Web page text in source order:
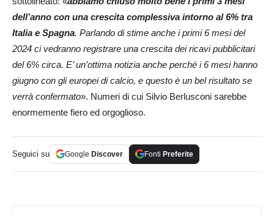
dell’anno con una crescita complessiva intorno al 6% tra
Italia e Spagna. Parlando di stime anche i primi 6 mesi del
2024 ci vedranno registrare una crescita dei ricavi pubblicitari
del 6% circa. E’ un’ottima notizia anche perché i 6 mesi hanno
giugno con gli europei di calcio, e questo è un bel risultato se
verrà confermato». Numeri di cui Silvio Berlusconi sarebbe
enormemente fiero ed orgoglioso.
Seguici su Google Discover Fonti Preferite